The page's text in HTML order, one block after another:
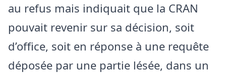
au refus mais indiquait que la CRAN
pouvait revenir sur sa décision, soit
d’office, soit en réponse à une requête
déposée par une partie lésée, dans un